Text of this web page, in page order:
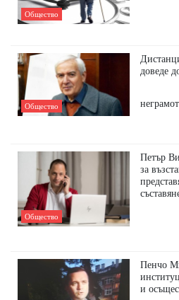
Общество
Общество
доведе
Общество
Петър
за
Пенчо
и